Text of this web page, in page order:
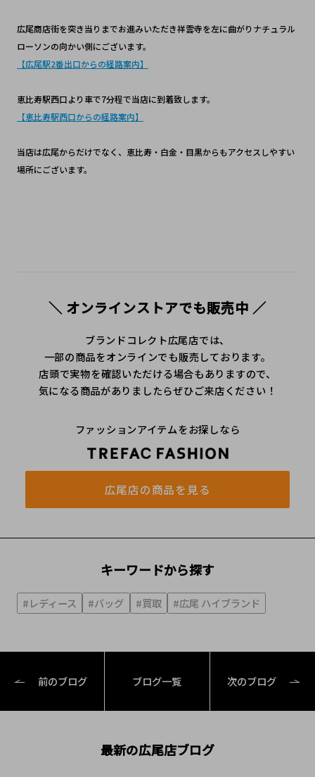
広尾商店街を突き当りまでお進みいただき祥雲寺を左に曲がりナチュラル
ローソンの向かい側にございます。
【広尾駅2番出口からの経路案内】
恵比寿駅西口より車で7分程で当店に到着致します。
【恵比寿駅西口からの経路案内】
当店は広尾からだけでなく、恵比寿・白金・目黒からもアクセスしやすい
場所にございます。
＼ オンラインストアでも販売中 ／
ブランドコレクト広尾店では、
一部の商品をオンラインでも販売しております。
店頭で実物を確認いただける場合もありますので、
気になる商品がありましたらぜひご来店ください！
ファッションアイテムをお探しなら
広尾店の商品を見る
キーワードから探す
#レディース #バッグ #買取 #広尾 ハイブランド
前のブログ ブログ一覧 次のブログ
最新の広尾店ブログ